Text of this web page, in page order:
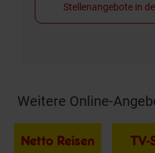
Stellenangebote in
Fußzeile
Weitere Online-
Netto Reisen TV-